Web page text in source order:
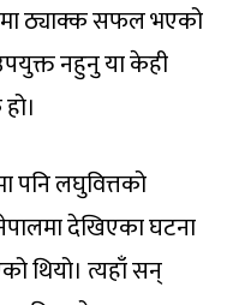
ठ्याक्क सफल भएको
नहुनु या केही
लघुवित्तको
देखिएका घटना
थियो। त्यहाँ सन्